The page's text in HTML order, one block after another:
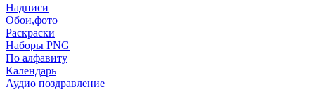
Надписи
Обои,фото
Раскраски
Наборы PNG
По алфавиту
Календарь
Аудио поздравление